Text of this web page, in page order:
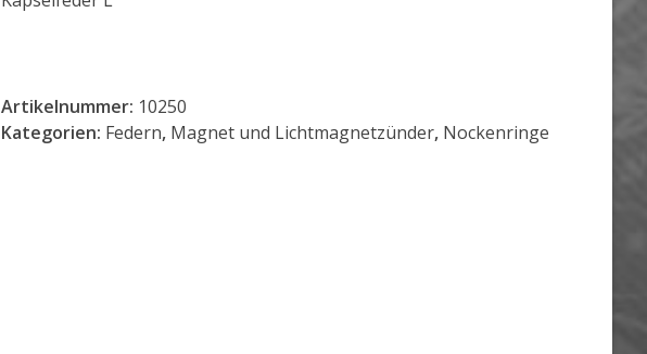
Artikelnummer: 10250
Kategorien: Federn, Magnet und Lichtmagnetzünder, Nockenringe